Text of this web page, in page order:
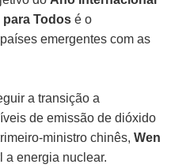
para Todosé o
emergentes com as
a transição a
de emissão de dióxido
ministro chinês,Wen
a energia nuclear.